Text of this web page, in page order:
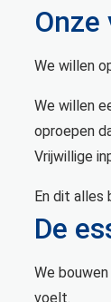
Onze
We willen
We willen
oproepen
Vrijwillige
En dit alles
De
We
voelt.